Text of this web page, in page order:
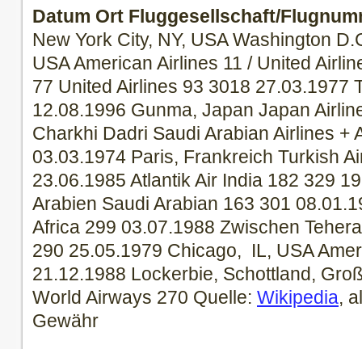
Datum Ort Fluggesellschaft/
New York City, NY, USA Washington
USA American Airlines 11 / United
77 United Airlines 93 3018 27.03.1977
12.08.1996 Gunma, Japan Japan
Charkhi Dadri Saudi Arabian Airlines +
03.03.1974 Paris, Frankreich Turkish
23.06.1985 Atlantik Air India 182 329
Arabien Saudi Arabian 163 301
Africa 299 03.07.1988 Zwischen
290 25.05.1979 Chicago, IL, USA
21.12.1988 Lockerbie, Schottland,
World Airways 270 Quelle: Wikipedia,
Gewähr